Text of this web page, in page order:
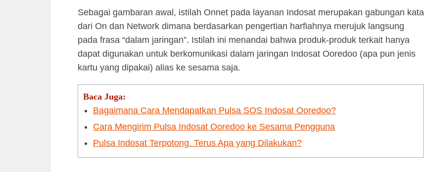
Sebagai gambaran awal, istilah Onnet pada layanan Indosat merupakan gabungan kata
dari On dan Network dimana berdasarkan pengertian harfiahnya merujuk langsung
pada frasa “dalam jaringan”. Istilah ini menandai bahwa produk-produk terkait hanya
dapat digunakan untuk berkomunikasi dalam jaringan Indosat Ooredoo (apa pun jenis
kartu yang dipakai) alias ke sesama saja.
Baca Juga:
Bagaimana Cara Mendapatkan Pulsa SOS Indosat Ooredoo?
Cara Mengirim Pulsa Indosat Ooredoo ke Sesama Pengguna
Pulsa Indosat Terpotong. Terus Apa yang Dilakukan?